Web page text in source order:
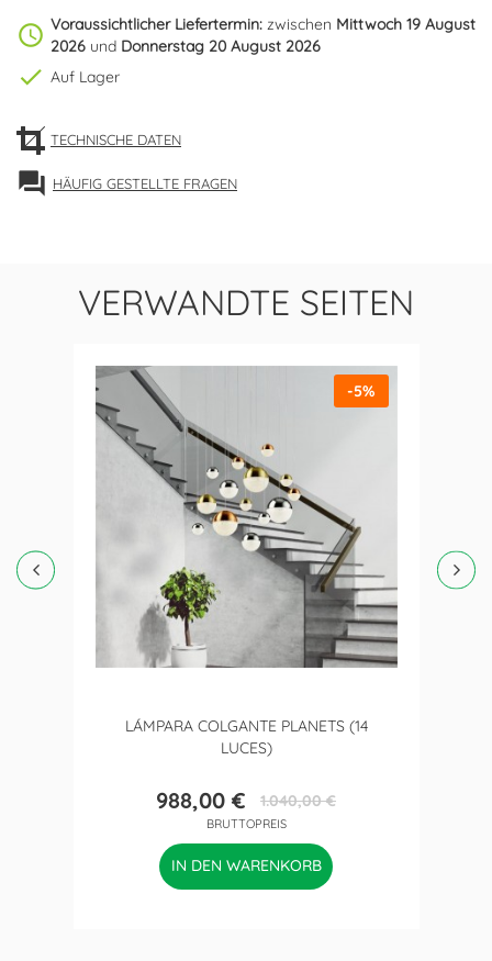
schedule Voraussichtlicher Liefertermin: zwischen Mittwoch 19 August
2026 und Donnerstag 20 August 2026
check Auf Lager
TECHNISCHE DATEN
forum HÄUFIG GESTELLTE FRAGEN
VERWANDTE SEITEN
LÁMPARA COLGANTE PLANETS (14
LUCES)
Preis
988,00 €Verkaufspreis
1.040,00 €
BRUTTOPREIS
-5%
IN DEN WARENKORB